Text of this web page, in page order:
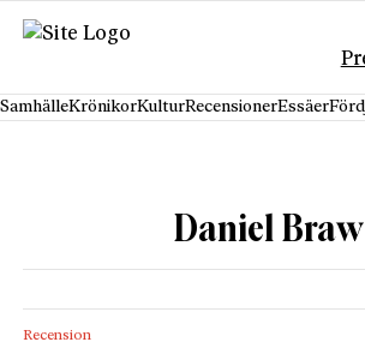
Hoppa till innehåll
SamhälleKrönikorKulturRecensionerEssäer
Daniel Braw
Recension